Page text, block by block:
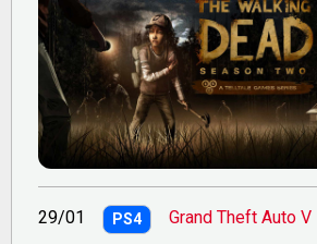
29/01 PS4 Grand Theft Auto V